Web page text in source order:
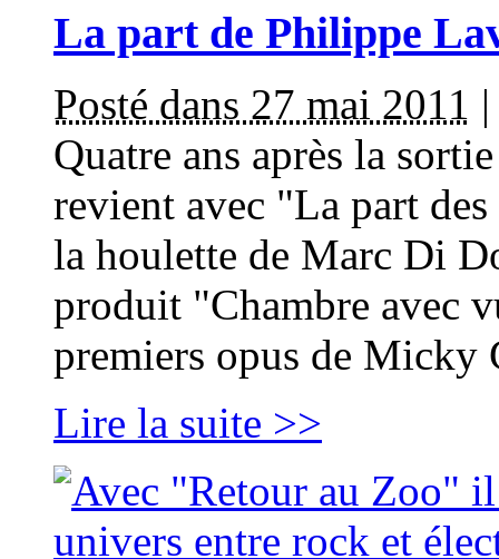
La part de Philippe
Posté dans 27 mai 2011
Quatre ans après la
revient avec "La part
la houlette de Marc Di
produit "Chambre avec
premiers opus de Micky
Lire la suite >>